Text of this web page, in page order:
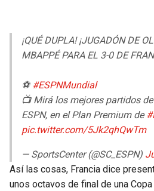
¡QUÉ DUPLA! ¡JUGADÓN DE
MBAPPÉ PARA EL 3-0 DE
⚽ #ESPNMundial
📺 Mirá los mejores partidos
ESPN, en el Plan Premium de
pic.twitter.com/5Jk2qhQwTm
— SportsCenter (@SC_ESPN)
Así las cosas, Francia dice
unos octavos de final de una